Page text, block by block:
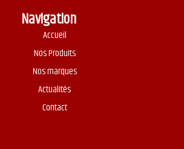
Navigation
Accueil
Nos Produits
Nos marques
Actualités
Contact